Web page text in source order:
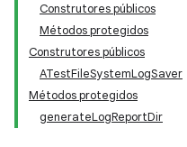
Construtores públicos
Métodos protegidos
Construtores públicos
ATestFileSystemLogSaver
Métodos protegidos
generateLogReportDir